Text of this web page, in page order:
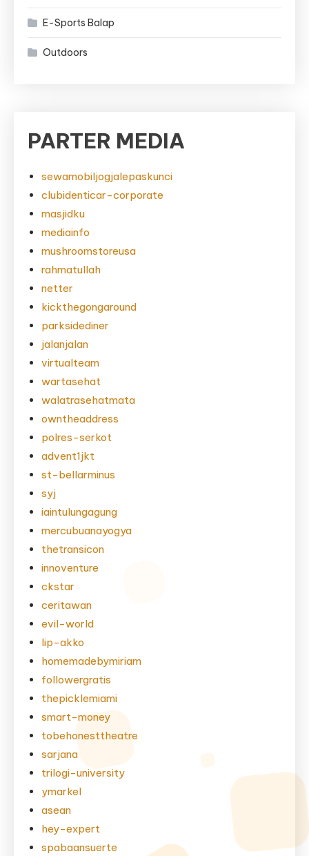
E-Sports Balap
Outdoors
PARTER MEDIA
sewamobiljogjalepaskunci
clubidenticar-corporate
masjidku
mediainfo
mushroomstoreusa
rahmatullah
netter
kickthegongaround
parksidediner
jalanjalan
virtualteam
wartasehat
walatrasehatmata
owntheaddress
polres-serkot
advent1jkt
st-bellarminus
syj
iaintulungagung
mercubuanayogya
thetransicon
innoventure
ckstar
ceritawan
evil-world
lip-akko
homemadebymiriam
followergratis
thepicklemiami
smart-money
tobehonesttheatre
sarjana
trilogi-university
ymarkel
asean
hey-expert
spabaansuerte